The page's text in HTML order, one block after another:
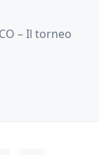
– Il torneo